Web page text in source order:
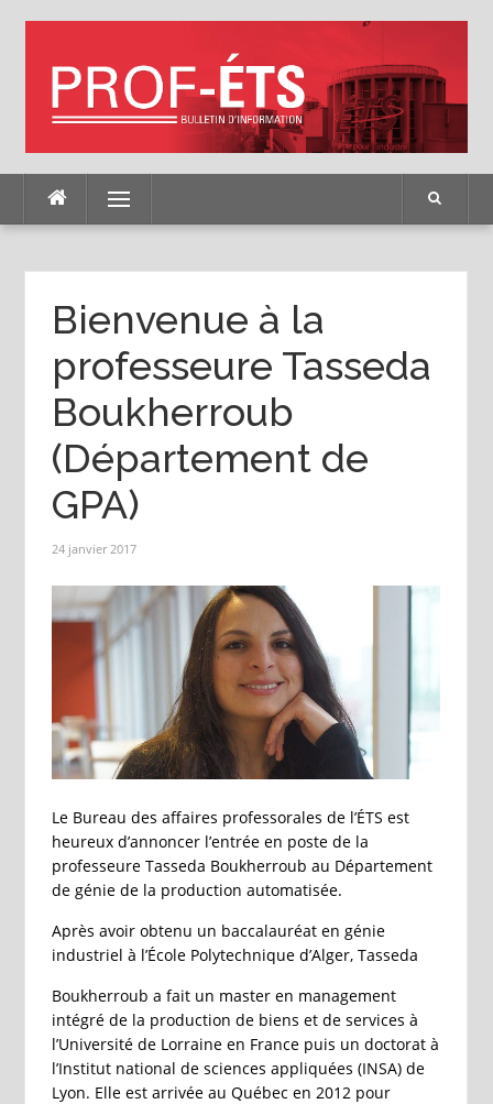
Menu
Bienvenue à la
professeure Tasseda
Boukherroub
(Département de
GPA)
24 janvier 2017
Le Bureau des affaires professorales de l’ÉTS est
heureux d’annoncer l’entrée en poste de la
professeure Tasseda Boukherroub au Département
de génie de la production automatisée.
Après avoir obtenu un baccalauréat en génie
industriel à l’École Polytechnique d’Alger, Tasseda
Boukherroub a fait un master en management
intégré de la production de biens et de services à
l’Université de Lorraine en France puis un doctorat à
l’Institut national de sciences appliquées (INSA) de
Lyon. Elle est arrivée au Québec en 2012 pour